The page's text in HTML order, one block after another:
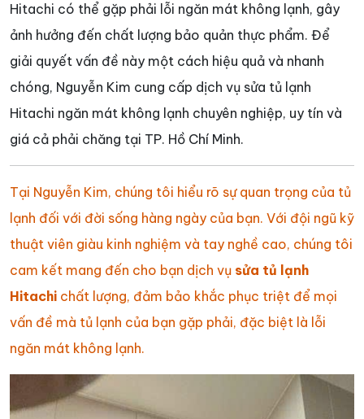
Hitachi có thể gặp phải lỗi ngăn mát không lạnh, gây
ảnh hưởng đến chất lượng bảo quản thực phẩm. Để
giải quyết vấn đề này một cách hiệu quả và nhanh
chóng, Nguyễn Kim cung cấp dịch vụ sửa tủ lạnh
Hitachi ngăn mát không lạnh chuyên nghiệp, uy tín và
giá cả phải chăng tại TP. Hồ Chí Minh.
Tại Nguyễn Kim, chúng tôi hiểu rõ sự quan trọng của tủ
lạnh đối với đời sống hàng ngày của bạn. Với đội ngũ kỹ
thuật viên giàu kinh nghiệm và tay nghề cao, chúng tôi
cam kết mang đến cho bạn dịch vụ sửa tủ lạnh
Hitachi chất lượng, đảm bảo khắc phục triệt để mọi
vấn đề mà tủ lạnh của bạn gặp phải, đặc biệt là lỗi
ngăn mát không lạnh.